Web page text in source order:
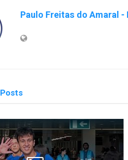
Paulo Freitas do Amaral
Posts